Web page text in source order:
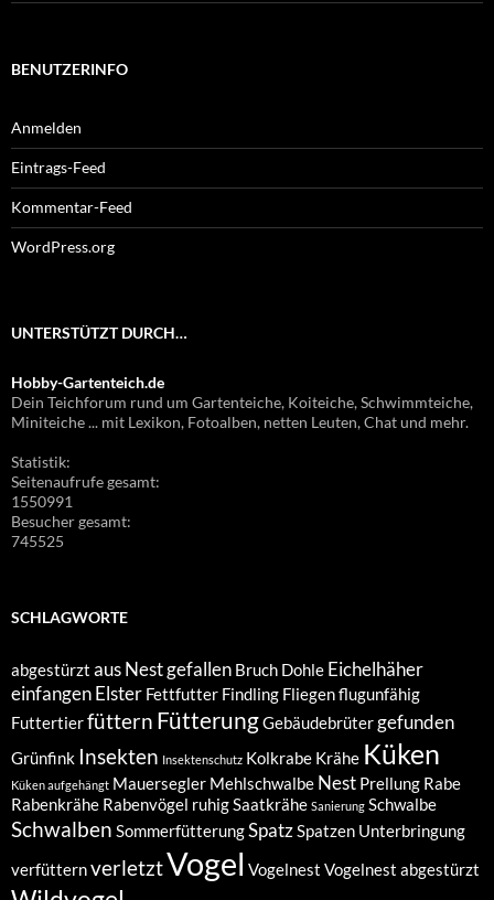
BENUTZERINFO
Anmelden
Eintrags-Feed
Kommentar-Feed
WordPress.org
UNTERSTÜTZT DURCH…
Hobby-Gartenteich.de
Dein Teichforum rund um Gartenteiche, Koiteiche, Schwimmteiche,
Miniteiche ... mit Lexikon, Fotoalben, netten Leuten, Chat und mehr.
Statistik:
Seitenaufrufe gesamt:
1550991
Besucher gesamt:
745525
SCHLAGWORTE
abgestürzt aus Nest gefallen Bruch Dohle Eichelhäher
einfangenElster Fettfutter Findling Fliegenflugunfähig
Futtertierfüttern FütterungGebäudebrüter gefunden
Grünfink Insekten Insektenschutz Kolkrabe Krähe Küken
Küken aufgehängt Mauersegler Mehlschwalbe Nest Prellung Rabe
Rabenkrähe Rabenvögel ruhigSaatkrähe Sanierung Schwalbe
Schwalben SommerfütterungSpatzSpatzen Unterbringung
verfütternverletztVogel Vogelnest Vogelnest abgestürzt